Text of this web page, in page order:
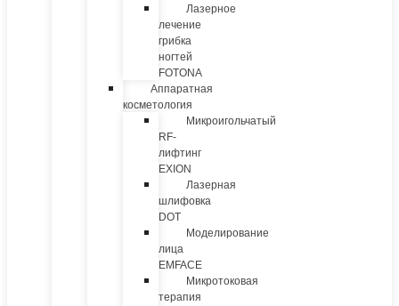
Лазерное
лечение
грибка
ногтей
FOTONA
Аппаратная
косметология
Микроигольчатый
RF-
лифтинг
EXION
Лазерная
шлифовка
DOT
Моделирование
лица
EMFACE
Микротоковая
терапия